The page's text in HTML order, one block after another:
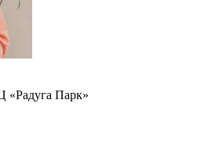
«Радуга Парк»